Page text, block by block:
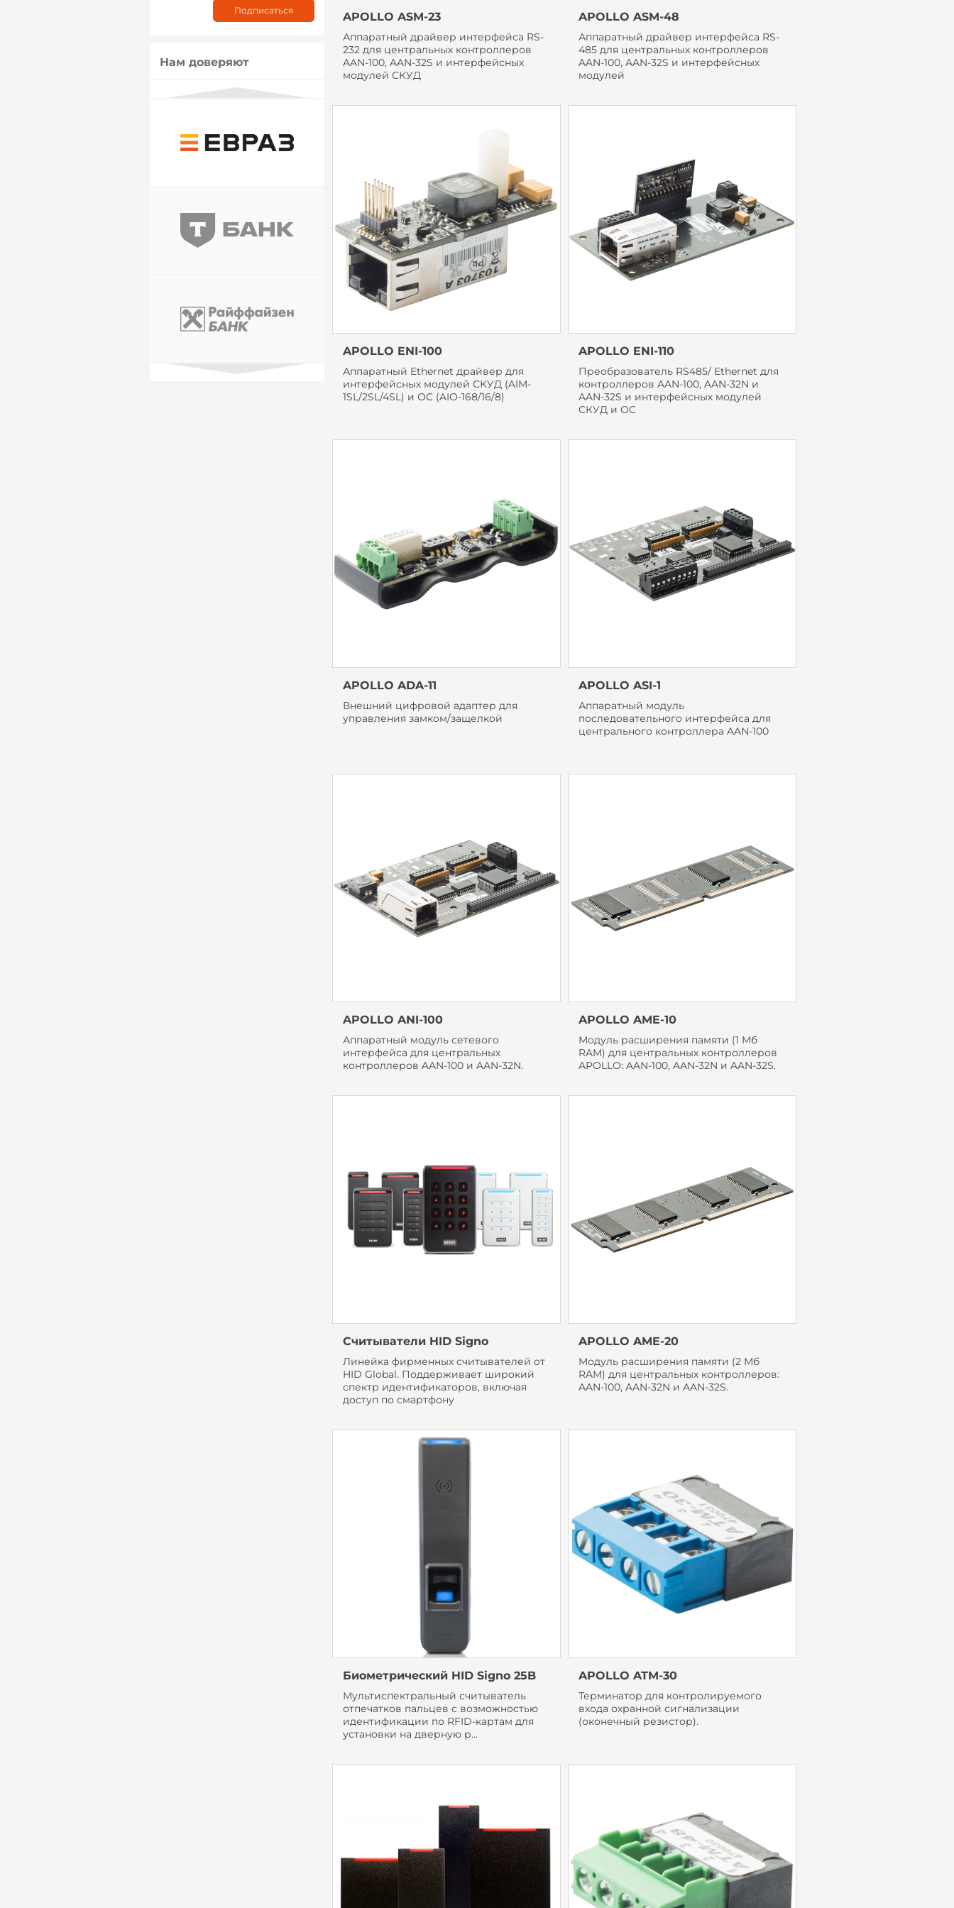
Нам доверяют
APOLLO ASM-23
Аппаратный драйвер интерфейса RS-
232 для центральных контроллеров
AAN-100, AAN-32S и интерфейсных
модулей СКУД
APOLLO ASM-48
Аппаратный драйвер интерфейса RS-
485 для центральных контроллеров
AAN-100, AAN-32S и интерфейсных
модулей
APOLLO ENI-100
Аппаратный Ethernet драйвер для
интерфейсных модулей СКУД (AIM-
1SL/2SL/4SL) и ОС (AIO-168/16/8)
APOLLO ENI-110
Преобразователь RS485/ Ethernet для
контроллеров AAN-100, AAN-32N и
AAN-32S и интерфейсных модулей
СКУД и ОC
APOLLO ADA-11
Внешний цифровой адаптер для
управления замком/защелкой
APOLLO ASI-1
Аппаратный модуль
последовательного интерфейса для
центрального контроллера AAN-100
APOLLO ANI-100
Аппаратный модуль сетевого
интерфейса для центральных
контроллеров AAN-100 и AAN-32N.
APOLLO AME-10
Модуль расширения памяти (1 Мб
RAM) для центральных контроллеров
APOLLO: AAN-100, AAN-32N и AAN-32S.
Считыватели HID Signo
Линейка фирменных считывателей от
HID Global. Поддерживает широкий
спектр идентификаторов, включая
доступ по смартфону
APOLLO AME-20
Модуль расширения памяти (2 Мб
RAM) для центральных контроллеров:
AAN-100, AAN-32N и AAN-32S.
Биометрический HID Signo 25B
Мультиспектральный считыватель
отпечатков пальцев с возможностью
идентификации по RFID-картам для
установки на дверную р...
APOLLO ATM-30
Терминатор для контролируемого
входа охранной сигнализации
(оконечный резистор).